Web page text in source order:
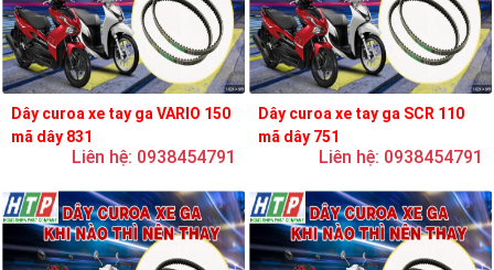
Dây curoa xe tay ga VARIO 150
mã dây 831
Liên hệ: 0938454791
Dây curoa xe tay ga SCR 110
mã dây 751
Liên hệ: 0938454791